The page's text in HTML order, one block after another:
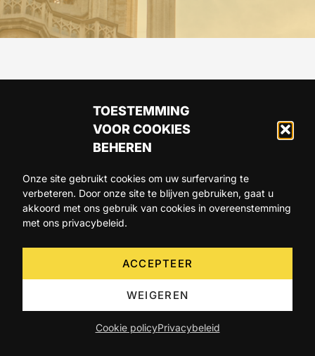
TOESTEMMING
VOOR COOKIES
BEHEREN
Onze site gebruikt cookies om uw surfervaring te
verbeteren. Door onze site te blijven gebruiken, gaat u
akkoord met ons gebruik van cookies in overeenstemming
met ons privacybeleid.
ACCEPTEER
WEIGEREN
Cookie policyPrivacybeleid
ARTIKELS AGENDA OVER ONS